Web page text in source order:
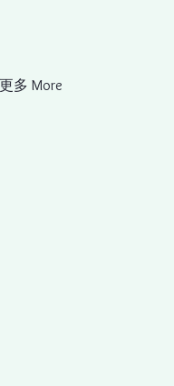
更多 More